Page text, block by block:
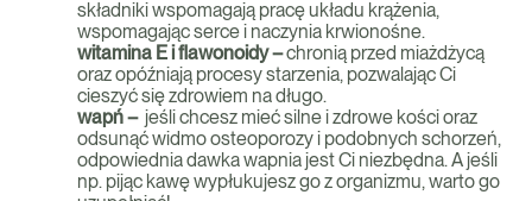
składniki wspomagają pracę układu krążenia,
wspomagając serce i naczynia krwionośne.
witamina E i flawonoidy –chronią przed miażdżycą
oraz opóźniają procesy starzenia, pozwalając Ci
cieszyć się zdrowiem na długo.
wapń – jeśli chcesz mieć silne i zdrowe kości oraz
odsunąć widmo osteoporozy i podobnych schorzeń,
odpowiednia dawka wapnia jest Ci niezbędna. A jeśli
np. pijąc kawę wypłukujesz go z organizmu, warto go